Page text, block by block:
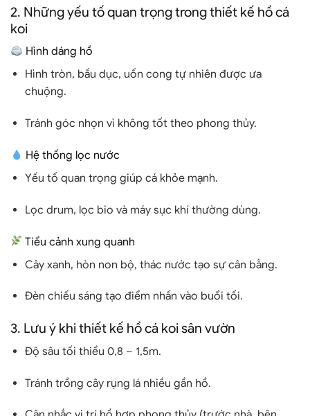
2. Những yếu tố quan trọng trong thiết kế hồ cá
koi
Hình dáng hồ
Hình tròn, bầu dục, uốn cong tự nhiên được ưa
chuộng.
Tránh góc nhọn vì không tốt theo phong thủy.
Hệ thống lọc nước
Yếu tố quan trọng giúp cá khỏe mạnh.
Lọc drum, lọc bio và máy sục khí thường dùng.
Tiểu cảnh xung quanh
Cây xanh, hòn non bộ, thác nước tạo sự cân bằng.
Đèn chiếu sáng tạo điểm nhấn vào buổi tối.
3. Lưu ý khi thiết kế hồ cá koi sân vườn
Độ sâu tối thiểu 0,8 – 1,5m.
Tránh trồng cây rụng lá nhiều gần hồ.